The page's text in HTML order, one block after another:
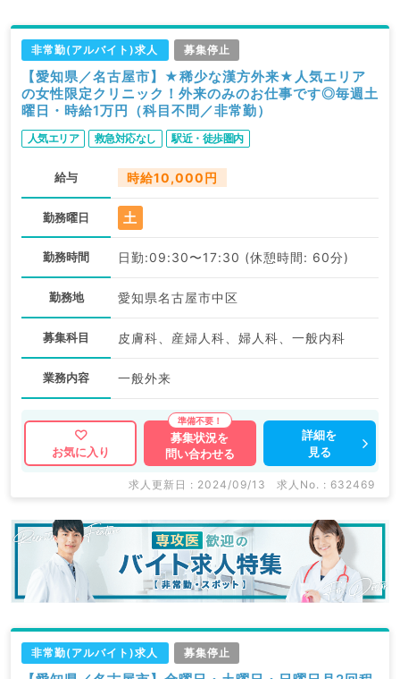
非常勤(アルバイト)求人 募集停止
【愛知県／名古屋市】★稀少な漢方外来★人気エリア
の女性限定クリニック！外来のみのお仕事です◎毎週土
曜日・時給1万円（科目不問／非常勤）
人気エリア 救急対応なし 駅近・徒歩圏内
給与 時給10,000円
勤務曜日 土
勤務時間 日勤:09:30〜17:30 (休憩時間: 60分)
勤務地 愛知県名古屋市中区
募集科目 皮膚科、産婦人科、婦人科、一般内科
業務内容 一般外来
お気に入り
募集状況を
問い合わせる
詳細を
見る
求人更新日 : 2024/09/13 求人No. : 632469
非常勤(アルバイト)求人 募集停止